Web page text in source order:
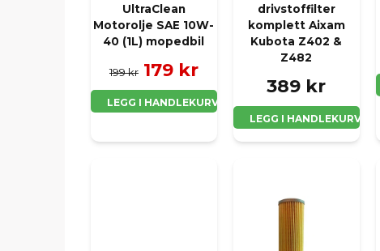
UltraClean
Motorolje SAE 10W-
40 (1L) mopedbil
199 kr 179 kr
LEGG I HANDLEKURV
drivstoffilter
komplett Aixam
Kubota Z402 &
Z482
389 kr
LEGG I HANDLEKURV